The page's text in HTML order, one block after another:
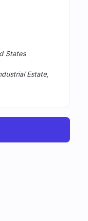
States
Estate,